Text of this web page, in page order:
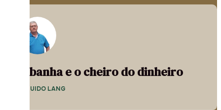
A banha e o cheiro do dinheiro
— GUIDO LANG